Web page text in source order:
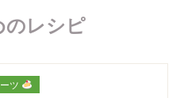
のレシピ
ツ